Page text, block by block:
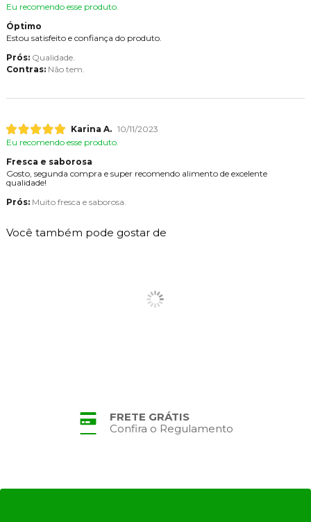
Eu recomendo esse produto.
Óptimo
Estou satisfeito e confiança do produto.
Prós: Qualidade.
Contras: Não tem.
Karina A. 10/11/2023
Eu recomendo esse produto.
Fresca e saborosa
Gosto, segunda compra e super recomendo alimento de excelente
qualidade!
Prós: Muito fresca e saborosa.
Você também pode gostar de
FRETE GRÁTIS
Confira o Regulamento